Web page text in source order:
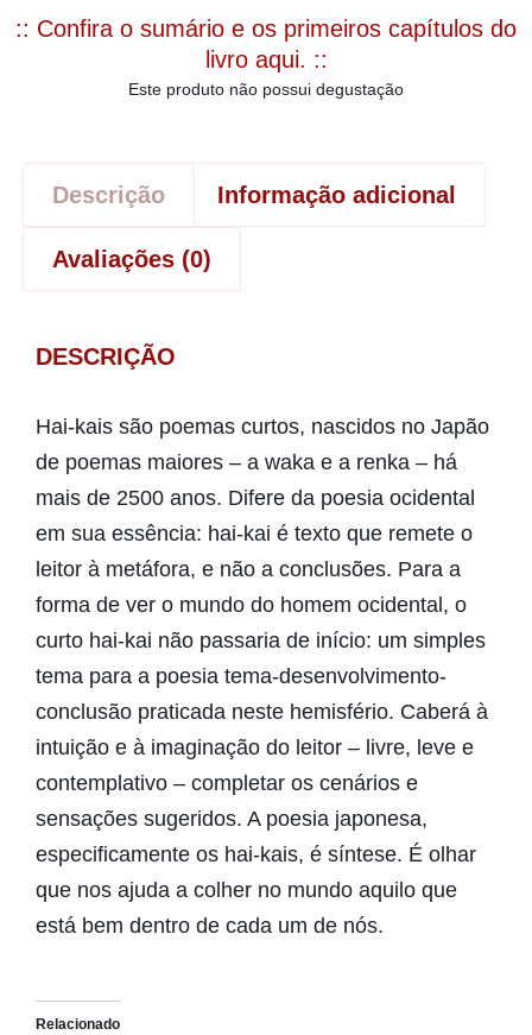
:: Confira o sumário e os primeiros capítulos do
livro aqui. ::
Este produto não possui degustação
Descrição Informação adicional
Avaliações (0)
DESCRIÇÃO
Hai-kais são poemas curtos, nascidos no Japão
de poemas maiores – a waka e a renka – há
mais de 2500 anos. Difere da poesia ocidental
em sua essência: hai-kai é texto que remete o
leitor à metáfora, e não a conclusões. Para a
forma de ver o mundo do homem ocidental, o
curto hai-kai não passaria de início: um simples
tema para a poesia tema-desenvolvimento-
conclusão praticada neste hemisfério. Caberá à
intuição e à imaginação do leitor – livre, leve e
contemplativo – completar os cenários e
sensações sugeridos. A poesia japonesa,
especificamente os hai-kais, é síntese. É olhar
que nos ajuda a colher no mundo aquilo que
está bem dentro de cada um de nós.
Relacionado